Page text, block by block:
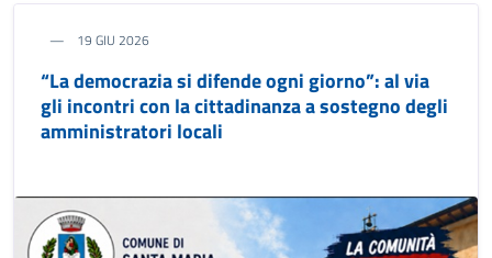
19 GIU 2026
“La democrazia si difende ogni giorno”: al via
gli incontri con la cittadinanza a sostegno degli
amministratori locali